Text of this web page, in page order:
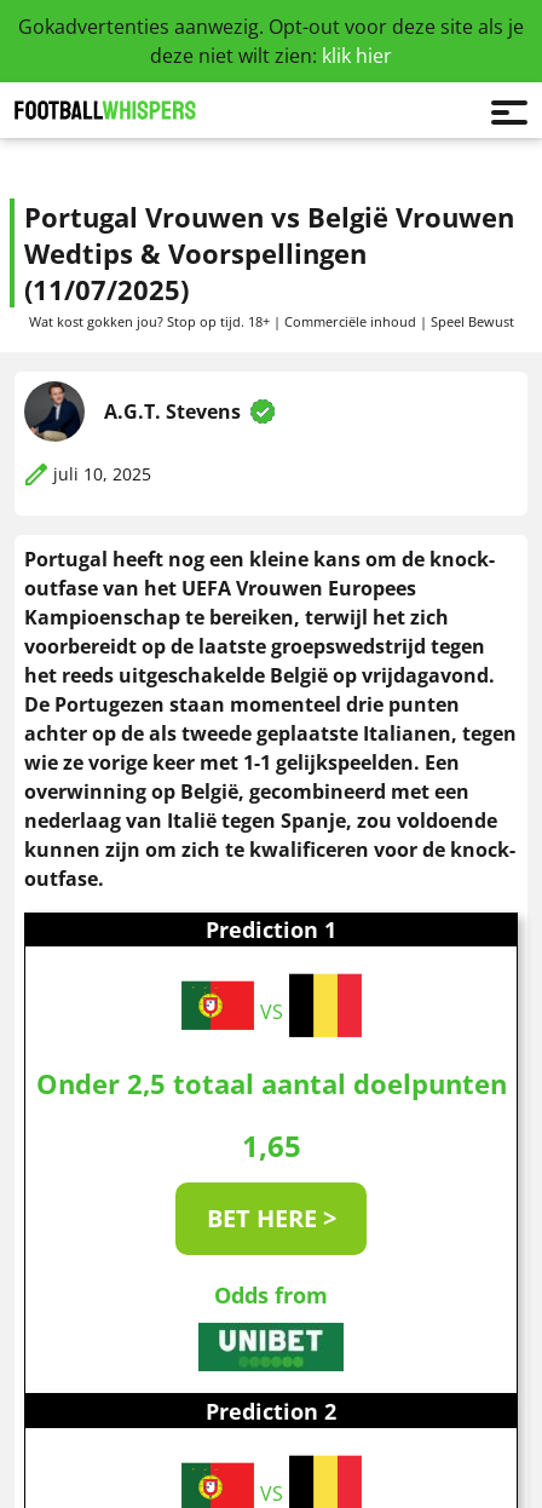
Gokadvertenties aanwezig. Opt-out voor deze site als je
deze niet wilt zien: klik hier
Portugal Vrouwen vs België Vrouwen
Wedtips & Voorspellingen
(11/07/2025)
Wat kost gokken jou? Stop op tijd. 18+ | Commerciële inhoud | Speel Bewust
A.G.T. Stevens
juli 10, 2025
Portugal heeft nog een kleine kans om de knock-
outfase van het UEFA Vrouwen Europees
Kampioenschap te bereiken, terwijl het zich
voorbereidt op de laatste groepswedstrijd tegen
het reeds uitgeschakelde België op vrijdagavond.
De Portugezen staan momenteel drie punten
achter op de als tweede geplaatste Italianen, tegen
wie ze vorige keer met 1-1 gelijkspeelden. Een
overwinning op België, gecombineerd met een
nederlaag van Italië tegen Spanje, zou voldoende
kunnen zijn om zich te kwalificeren voor de knock-
outfase.
Prediction 1
VS
Onder 2,5 totaal aantal doelpunten
1,65
BET HERE >
Odds from
Prediction 2
VS